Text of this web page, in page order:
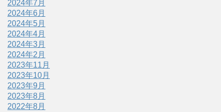
2024年7月
2024年6月
2024年5月
2024年4月
2024年3月
2024年2月
2023年11月
2023年10月
2023年9月
2023年8月
2022年8月